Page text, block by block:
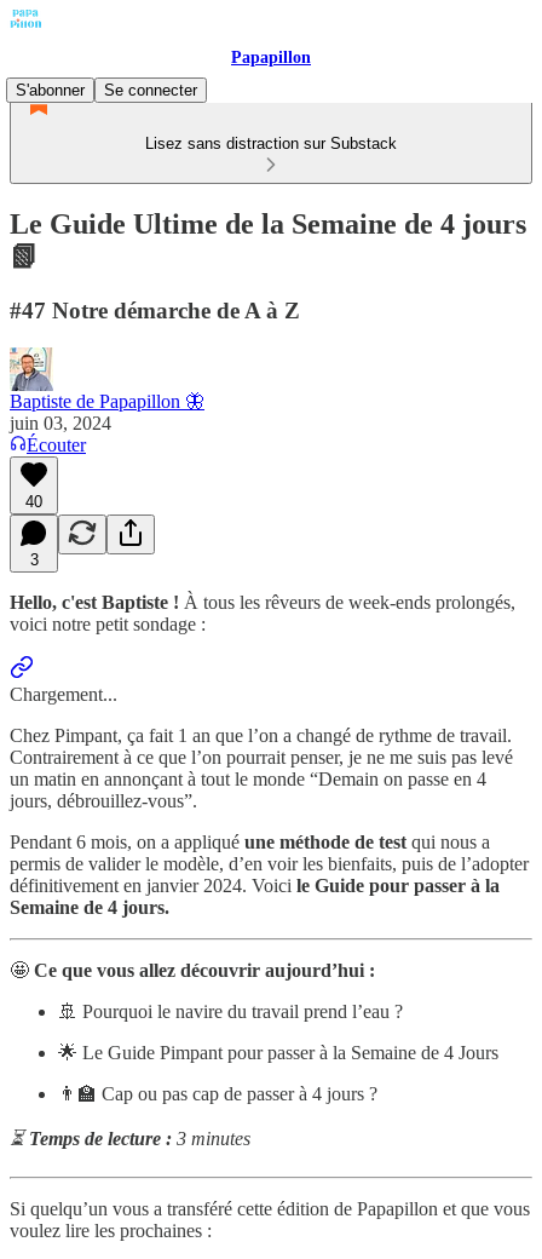
Papapillon
S'abonner
Se connecter
Lisez sans distraction sur Substack
Le Guide Ultime de la Semaine de 4 jours
📗
#47 Notre démarche de A à Z
Baptiste de Papapillon 🦋
juin 03, 2024
Écouter
40
3
Hello, c'est Baptiste ! À tous les rêveurs de week-ends prolongés,
voici notre petit sondage :
Chargement...
Chez Pimpant, ça fait 1 an que l’on a changé de rythme de travail.
Contrairement à ce que l’on pourrait penser, je ne me suis pas levé
un matin en annonçant à tout le monde “Demain on passe en 4
jours, débrouillez-vous”.
Pendant 6 mois, on a appliqué une méthode de test qui nous a
permis de valider le modèle, d’en voir les bienfaits, puis de l’adopter
définitivement en janvier 2024. Voici le Guide pour passer à la
Semaine de 4 jours.
🤩 Ce que vous allez découvrir aujourd’hui :
🚢 Pourquoi le navire du travail prend l’eau ?
🌟 Le Guide Pimpant pour passer à la Semaine de 4 Jours
👨‍🏫 Cap ou pas cap de passer à 4 jours ?
⏳ Temps de lecture : 3 minutes
Si quelqu’un vous a transféré cette édition de Papapillon et que vous
voulez lire les prochaines :